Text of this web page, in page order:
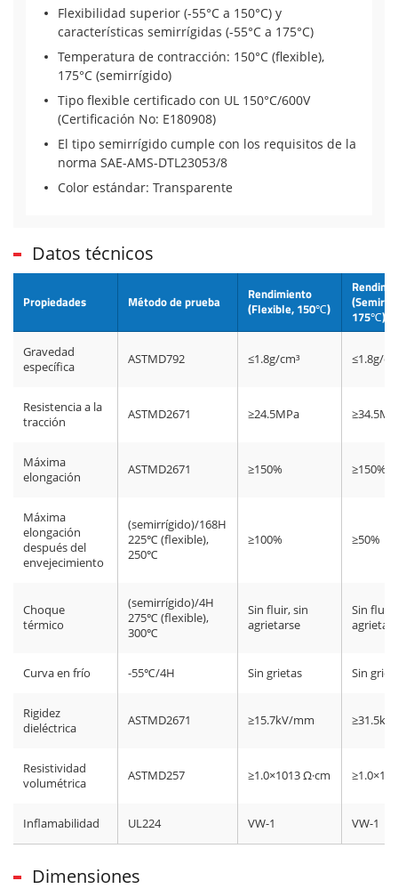
Flexibilidad superior (-55°C a 150°C) y
características semirrígidas (-55°C a 175°C)
Temperatura de contracción: 150°C (flexible),
175°C (semirrígido)
Tipo flexible certificado con UL 150°C/600V
(Certificación No: E180908)
El tipo semirrígido cumple con los requisitos de la
norma SAE-AMS-DTL23053/8
Color estándar: Transparente
Datos técnicos
Propiedades Método de prueba
Rendimiento
(Flexible, 150℃)
175℃)
Gravedad
específica
ASTMD792 ≤1.8g/cm³ ≤1.8g/
Resistencia a la
tracción
ASTMD2671 ≥24.5MPa
Máxima
elongación
ASTMD2671 ≥150% ≥150%
Máxima
elongación
después del
envejecimiento
(semirrígido)/168H
225℃ (flexible),
250℃
≥100% ≥50%
Choque
térmico
(semirrígido)/4H
275℃ (flexible),
300℃
Sin fluir, sin
agrietarse
Sin fluir,
Curva en frío -55℃/4H Sin grietas Sin
Rigidez
dieléctrica
ASTMD2671 ≥15.7kV/mm
Resistividad
volumétrica
ASTMD257 ≥1.0×1013 Ω·cm
Inflamabilidad UL224 VW-1 VW-1
Dimensiones